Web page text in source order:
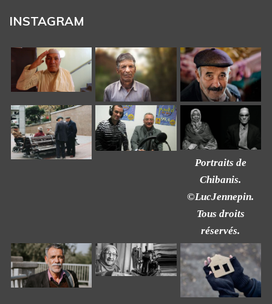
INSTAGRAM
Portraits de
Chibanis.
©LucJennepin.
Tous droits
réservés.